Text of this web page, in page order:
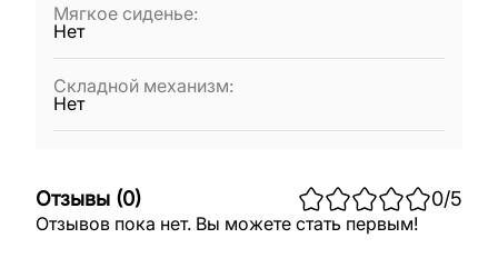
Мягкое сиденье:
Нет
Складной механизм:
Нет
Отзывы (0) 0/5
Отзывов пока нет. Вы можете стать первым!